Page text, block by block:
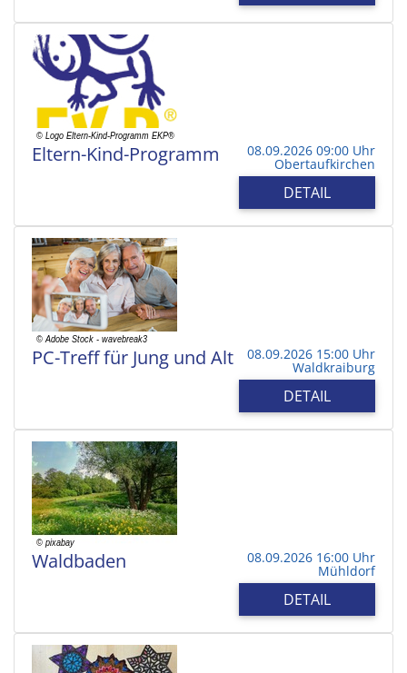
Eltern-Kind-Programm 08.09.2026 09:00 Uhr
Obertaufkirchen
DETAIL
PC-Treff für Jung und Alt 08.09.2026 15:00 Uhr
Waldkraiburg
DETAIL
Waldbaden 08.09.2026 16:00 Uhr
Mühldorf
DETAIL